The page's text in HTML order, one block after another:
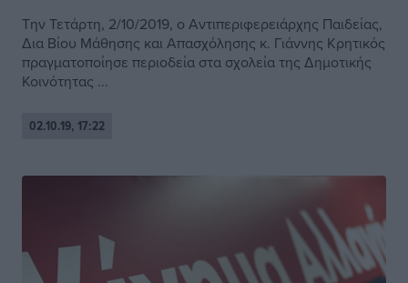
Την Τετάρτη, 2/10/2019, ο Αντιπεριφερειάρχης Παιδείας,
Δια Βίου Μάθησης και Απασχόλησης κ. Γιάννης Κρητικός
πραγματοποίησε περιοδεία στα σχολεία της Δημοτικής
Κοινότητας ...
02.10.19, 17:22